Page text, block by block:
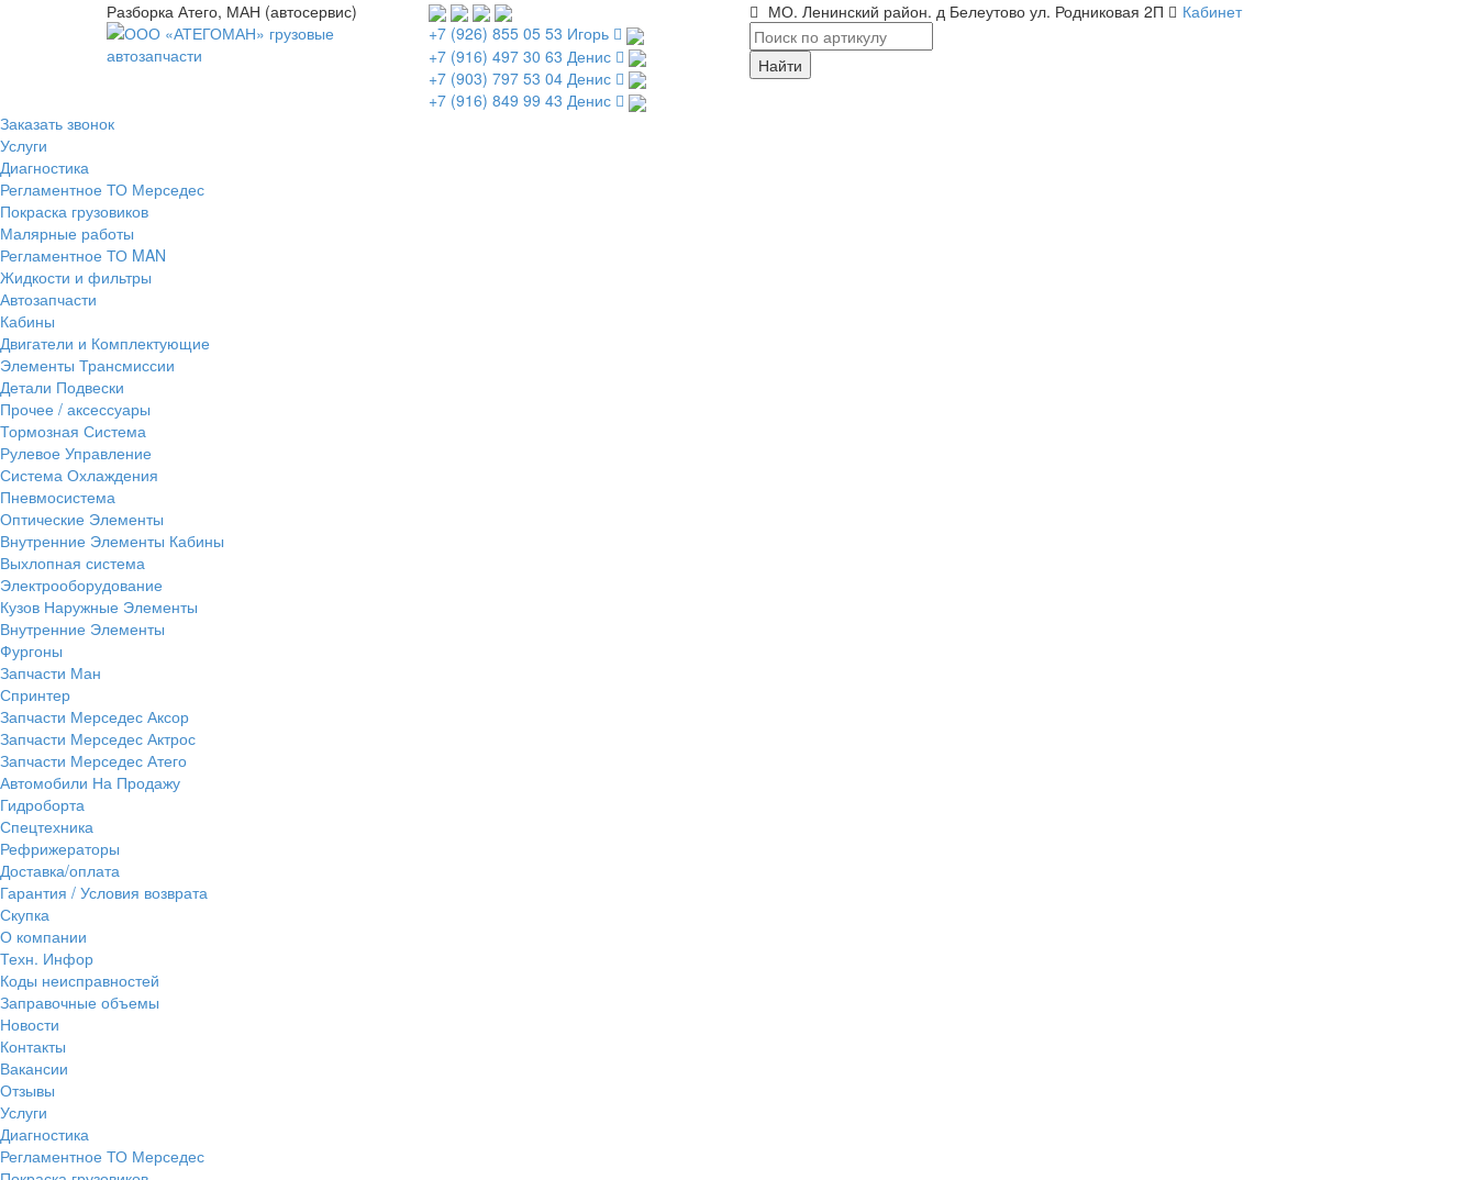
Разборка Атего, МАН (автосервис) МО. Ленинский район. д Белеутово ул. Родниковая 2П
Кабинет
+7 (926) 855 05 53 Игорь
+7 (916) 497 30 63 Денис
+7 (903) 797 53 04 Денис
+7 (916) 849 99 43 Денис
Заказать звонок
Услуги
Диагностика
Регламентное ТО Мерседес
Покраска грузовиков
Малярные работы
Регламентное ТО MAN
Жидкости и фильтры
Автозапчасти
Кабины
Двигатели и Комплектующие
Элементы Трансмиссии
Детали Подвески
Прочее / аксессуары
Тормозная Система
Рулевое Управление
Система Охлаждения
Пневмосистема
Оптические Элементы
Внутренние Элементы Кабины
Выхлопная система
Электрооборудование
Кузов Наружные Элементы
Внутренние Элементы
Фургоны
Запчасти Ман
Спринтер
Запчасти Мерседес Аксор
Запчасти Мерседес Актрос
Запчасти Мерседес Атего
Автомобили На Продажу
Гидроборта
Спецтехника
Рефрижераторы
Доставка/оплата
Гарантия / Условия возврата
Скупка
О компании
Техн. Инфор
Коды неисправностей
Заправочные объемы
Новости
Контакты
Вакансии
Отзывы
Услуги
Диагностика
Регламентное ТО Мерседес